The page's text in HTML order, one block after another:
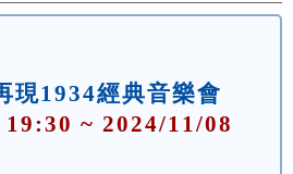
1934經典音樂會
~ 2024/11/08